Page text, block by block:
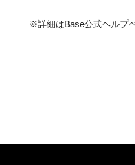
※詳細はBase公式ヘルプ